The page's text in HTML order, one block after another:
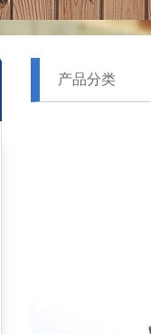
产品分类